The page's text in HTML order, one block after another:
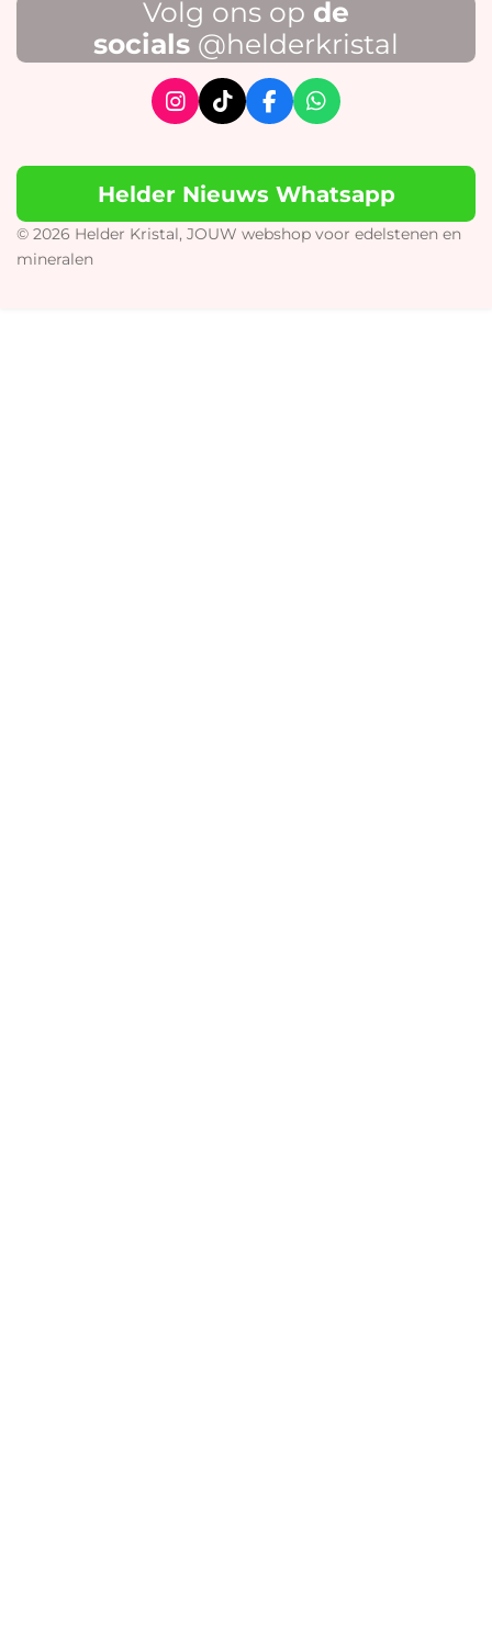
Volg ons op de
socials @helderkristal
I
n
t
a
r
T
i
T
o
F
a
e
b
o
W
h
t
s
p
Helder Nieuws Whatsapp
© 2026 Helder Kristal, JOUW webshop voor edelstenen en
mineralen